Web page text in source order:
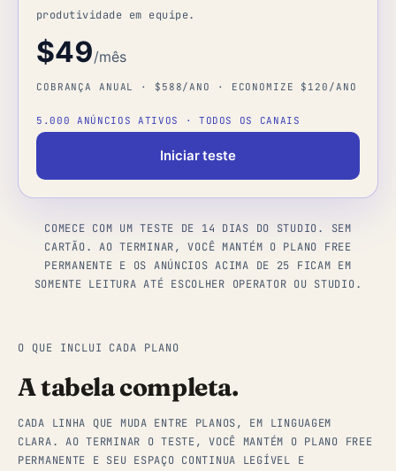
produtividade em equipe.
$49/mês
COBRANÇA ANUAL · $588/ANO · ECONOMIZE $120/ANO
5.000 ANÚNCIOS ATIVOS · TODOS OS CANAIS
Iniciar teste
COMECE COM UM TESTE DE 14 DIAS DO STUDIO. SEM
CARTÃO. AO TERMINAR, VOCÊ MANTÉM O PLANO FREE
PERMANENTE E OS ANÚNCIOS ACIMA DE 25 FICAM EM
SOMENTE LEITURA ATÉ ESCOLHER OPERATOR OU STUDIO.
O QUE INCLUI CADA PLANO
A tabela completa.
CADA LINHA QUE MUDA ENTRE PLANOS, EM LINGUAGEM
CLARA. AO TERMINAR O TESTE, VOCÊ MANTÉM O PLANO FREE
PERMANENTE E SEU ESPAÇO CONTINUA LEGÍVEL E